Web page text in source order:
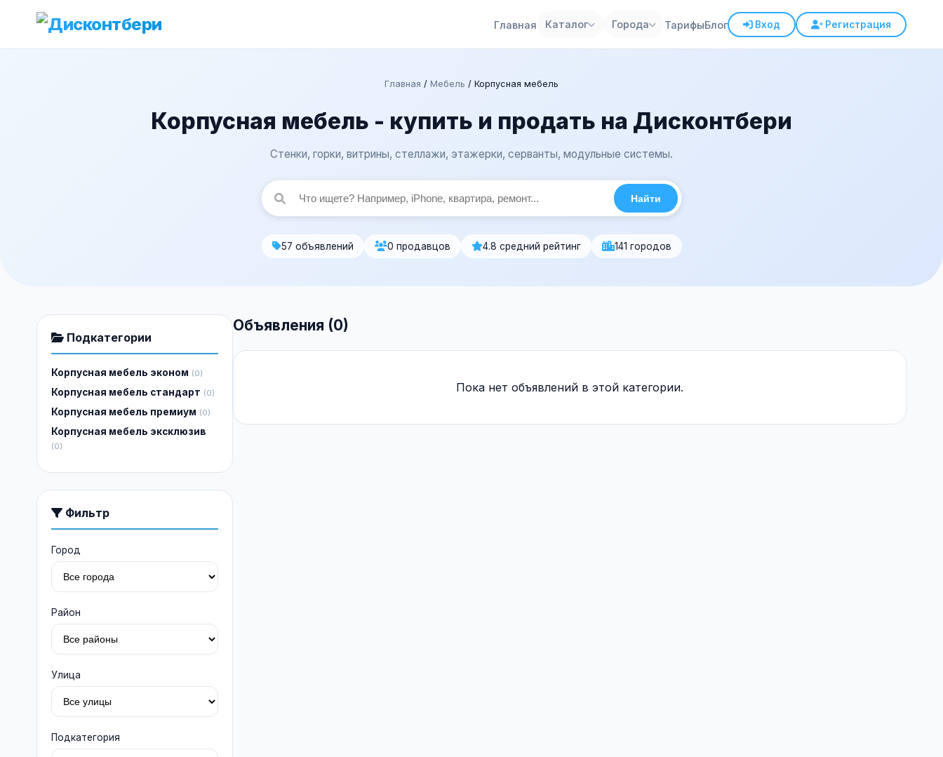
Главная Каталог Города ТарифыБлог Вход Регистрация
Главная / Мебель / Корпусная мебель
Корпусная мебель - купить и продать на Дисконтбери
Стенки, горки, витрины, стеллажи, этажерки, серванты, модульные системы.
Найти
57 объявлений 0 продавцов 4.8 средний рейтинг 141 городов
Подкатегории
Корпусная мебель эконом (0)
Корпусная мебель стандарт (0)
Корпусная мебель премиум (0)
Корпусная мебель эксклюзив
(0)
Фильтр
Город
Район
Улица
Подкатегория
Объявления (0)
Пока нет объявлений в этой категории.